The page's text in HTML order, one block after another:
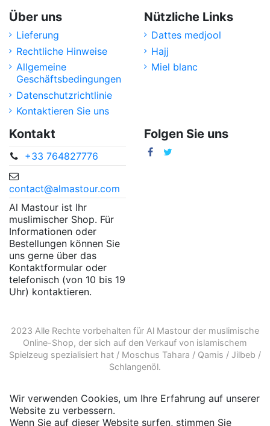
Über uns
Lieferung
Rechtliche Hinweise
Allgemeine
Geschäftsbedingungen
Datenschutzrichtlinie
Kontaktieren Sie uns
Nützliche Links
Dattes medjool
Hajj
Miel blanc
Kontakt
+33 764827776
contact@almastour.com
Al Mastour ist Ihr
muslimischer Shop. Für
Informationen oder
Bestellungen können Sie
uns gerne über das
Kontaktformular oder
telefonisch (von 10 bis 19
Uhr) kontaktieren.
Folgen Sie uns
2023 Alle Rechte vorbehalten für Al Mastour der muslimische
Online-Shop, der sich auf den Verkauf von islamischem
Spielzeug spezialisiert hat / Moschus Tahara / Qamis / Jilbeb /
Schlangenöl.
Wir verwenden Cookies, um Ihre Erfahrung auf unserer
Website zu verbessern.
Wenn Sie auf dieser Website surfen, stimmen Sie